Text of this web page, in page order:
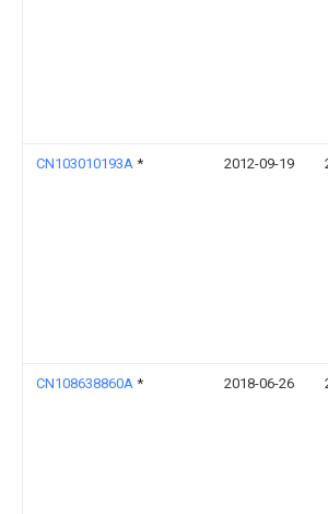
CN103010193A * 2012-09-19
CN108638860A * 2018-06-26